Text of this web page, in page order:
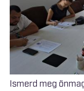
Ismerd meg